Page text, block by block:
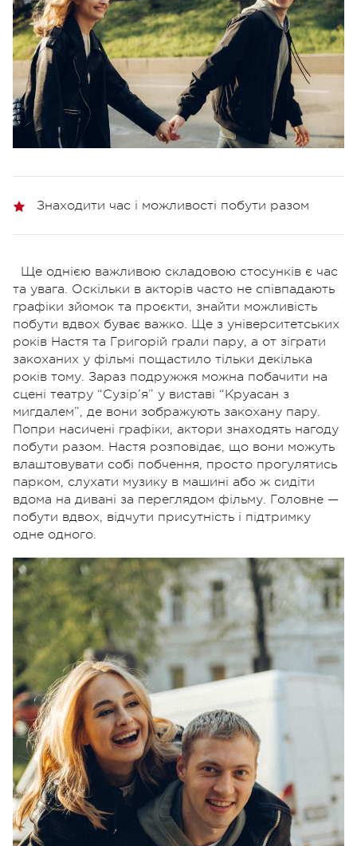
Знаходити час і можливості побути разом
Ще однією важливою складовою стосунків є час
та увага. Оскільки в акторів часто не співпадають
графіки зйомок та проєкти, знайти можливість
побути вдвох буває важко. Ще з університетських
років Настя та Григорій грали пару, а от зіграти
закоханих у фільмі пощастило тільки декілька
років тому. Зараз подружжя можна побачити на
сцені театру “Сузір’я” у виставі “Круасан з
мигдалем”, де вони зображують закохану пару.
Попри насичені графіки, актори знаходять нагоду
побути разом. Настя розповідає, що вони можуть
влаштовувати собі побчення, просто прогулятись
парком, слухати музику в машині або ж сидіти
вдома на дивані за переглядом фільму. Головне —
побути вдвох, відчути присутність і підтримку
одне одного.